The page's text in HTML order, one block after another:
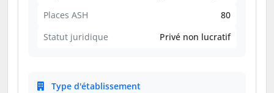
Places ASH
80
Statut juridique
Privé non lucratif
Type d'établissement